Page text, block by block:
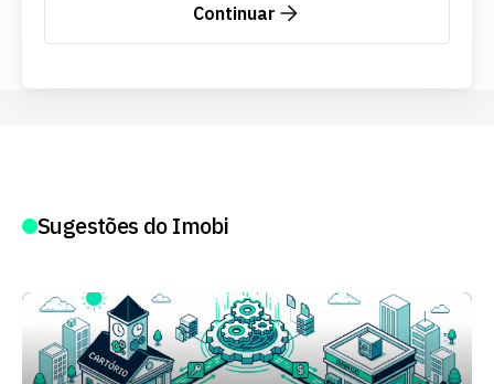
Continuar
Sugestões do Imobi